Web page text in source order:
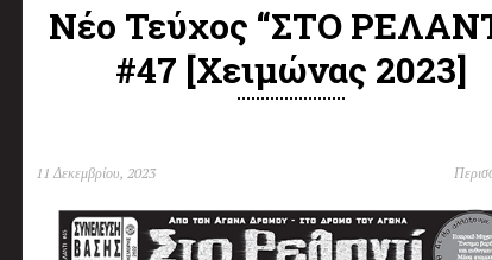
Νέο Τεύχος “ΣΤΟ
#47 [Χειμώνας 2023]
11 Δεκεμβρίου, 2023